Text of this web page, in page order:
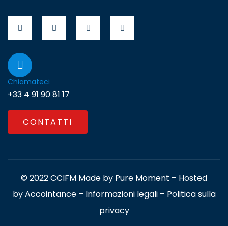
Chiamateci
+33 4 91 90 81 17
CONTATTI
© 2022 CCIFM Made by Pure Moment – Hosted
byAccointance– Informazioni legali– Politica sulla
privacy